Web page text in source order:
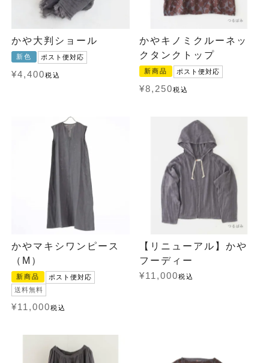
かや大判ショール
新色 ポスト便対応
¥4,400税込
かやキノミクルーネッ
クタンクトップ
新商品 ポスト便対応
¥8,250税込
かやマキシワンピース
（M）
新商品
ポスト便対応
送料無料
¥11,000税込
【リニューアル】かや
フーディー
¥11,000税込